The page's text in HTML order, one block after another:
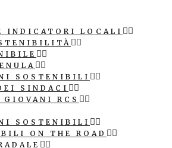
INDICATORI LOCALI
SOSTENIBILI
SINDACI
GIOVANI RCS
SOSTENIBILI
ON THE ROAD